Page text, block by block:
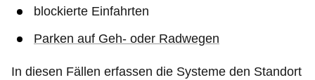
blockierte Einfahrten
Parken auf Geh- oder Radwegen
In diesen Fällen erfassen die Systeme den Standort